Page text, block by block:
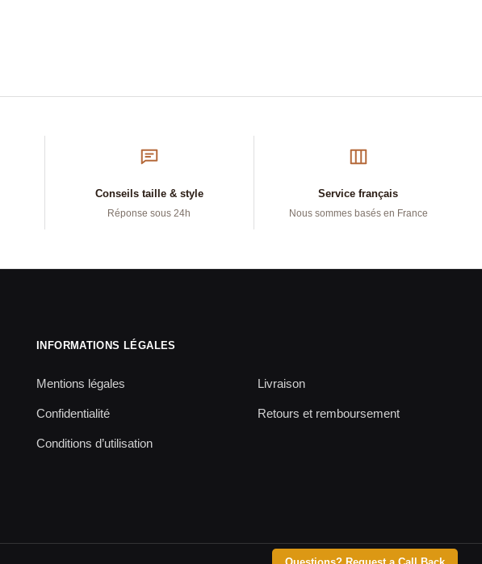
Conseils taille & style
Réponse sous 24h
Service français
Nous sommes basés en France
INFORMATIONS LÉGALES
Mentions légales
Confidentialité
Conditions d’utilisation
Livraison
Retours et remboursement